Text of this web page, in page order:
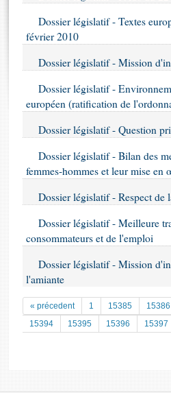
Textes adoptés
Rapports d'information
Rapports d'enquête
Rapports sur l'application des lois
Baromètre de l’application des lois
Budget et sécurité sociale
Comptes rendus des débats
Anciennes législatures
Liens vers les sites publics
Dossier législatif - Textes
février 2010
Dossier législatif - Mission
Dossier législatif -
européen (ratification de
Dossier législatif - Question
Dossier législatif - Bilan des
femmes-hommes et leur mise en
Dossier législatif - Respect de
Dossier législatif - Meilleure
consommateurs et de l'emploi
Dossier législatif - Mission
l'amiante
« précedent 1 15385 15386
15394
15395 15396 15397